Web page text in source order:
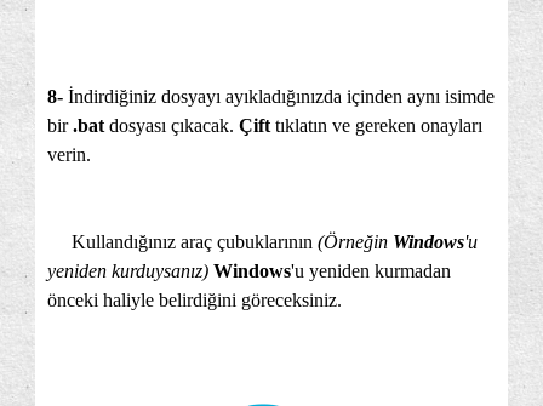
8- İndirdiğiniz dosyayı ayıkladığınızda içinden aynı isimde
bir.bat dosyası çıkacak. Çift tıklatın ve gereken onayları
verin.
Kullandığınız araç çubuklarının (Örneğin Windows'u
yeniden kurduysanız) Windows'u yeniden kurmadan
önceki haliyle belirdiğini göreceksiniz.